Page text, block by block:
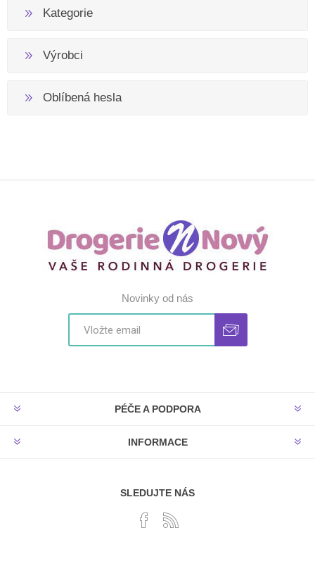
Kategorie
Výrobci
Oblíbená hesla
Novinky od nás
PÉČE A PODPORA
INFORMACE
SLEDUJTE NÁS